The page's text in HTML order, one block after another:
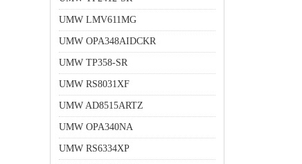
UMW LMV611MG
UMW OPA348AIDCKR
UMW TP358-SR
UMW RS8031XF
UMW AD8515ARTZ
UMW OPA340NA
UMW RS6334XP